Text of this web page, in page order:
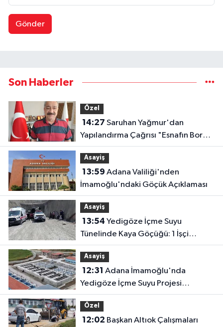
Gönder
Son Haberler
Özel
14:27
Yapılandırma Çağrısı "Esnafın Borç
Yükü Hafifletilmeli"
Asayiş
13:59
İmamoğlu'ndaki Göçük Açıklaması
Asayiş
13:54
Tünelinde Kaya Göçüğü: 1 İşçi
Hayatını Kaybetti, 1 İşçi Yaralandı
Asayiş
12:31
Yedigöze İçme Suyu Projesi
Şantiyesinde Göçük: İşçileri Toprak
Altında Kaldı!
Özel
12:02